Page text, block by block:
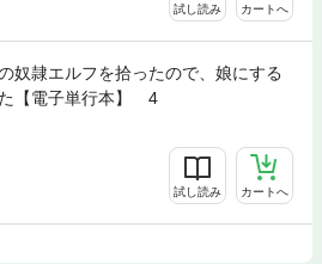
試し読み カートへ
奴隷エルフを拾ったので、娘にする
【電子単行本】 4
試し読み カートへ